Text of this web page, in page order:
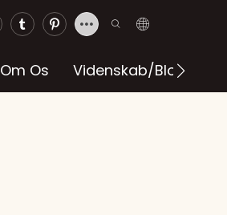
Om Os Videnskab/blog